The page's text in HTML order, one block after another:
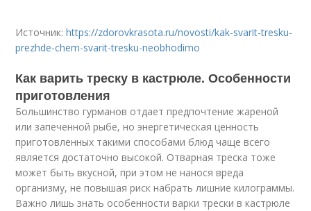
Источник:https://zdorovkrasota.ru/novosti/kak-svarit-tresku-
prezhde-chem-svarit-tresku-neobhodimo
Как варить треску в кастрюле. Особенности
приготовления
Большинство гурманов отдает предпочтение жареной
или запеченной рыбе, но энергетическая ценность
приготовленных такими способами блюд чаще всего
является достаточно высокой. Отварная треска тоже
может быть вкусной, при этом не нанося вреда
организму, не повышая риск набрать лишние килограммы.
Важно лишь знать особенности варки трески в кастрюле